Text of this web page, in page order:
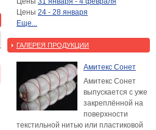
Цены 24 - 28 января
Еще...
ГАЛЕРЕЯ ПРОДУКЦИИ
Амитекс Сонет
Амитекс Сонет
выпускается с уже
закреплённой на
поверхности
текстильной нитью или пластиковой